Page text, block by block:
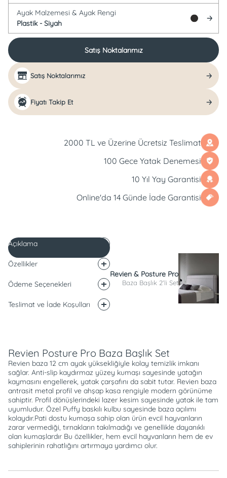
Ayak Malzemesi & Ayak Rengi
Plastik - Siyah
Satış Noktalarımız
Satış Noktalarımız
Fiyatı Takip Et
2000 TL ve Üzerine Ücretsiz Teslimat
100 Gece Yatak Denemesi
10 Yıl Yay Garantisi
Online'da 14 Günde İade Garantisi
Açıklama
Özellikler
Ödeme Seçenekleri
Teslimat ve İade Koşulları
Revien & Posture Pro
Baza Başlık 2'li Set
Revien Posture Pro Baza Başlık Set
Revien baza 12 cm ayak yüksekliğiyle kolay temizlik imkanı
sağlar. Anti-slip kaydırmaz yüzey kumaşı sayesinde yatağın
kaymasını engellerek, yatak çarşafını da sabit tutar. Revien baza
antrasit metal profil ve ahşap kasa rengiyle modern görünüme
sahiptir. Profil dönüşlerindeki lazer kesim sayesinde yatak ile tam
uyumludur. Özel Puffy baskılı kulbu sayesinde baza açılımı
kolaydır.Pati dostu kumaşa sahip olan ürün evcil hayvanların
zarar vermediği, tırnakların takılmadığı ve genellikle dayanıklı
olan kumaşlardır Bu özellikler, hem evcil hayvanların hem de ev
sahiplerinin rahatlığını artırmaya yardımcı olur.